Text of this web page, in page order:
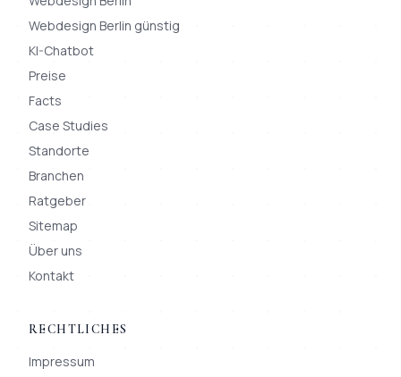
Webdesign Berlin günstig
KI-Chatbot
Preise
Facts
Case Studies
Standorte
Branchen
Ratgeber
Sitemap
Über uns
Kontakt
RECHTLICHES
Impressum